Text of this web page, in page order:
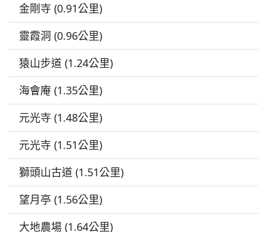
金剛寺 (0.91公里)
靈霞洞 (0.96公里)
猿山步道 (1.24公里)
海會庵 (1.35公里)
元光寺 (1.48公里)
元光寺 (1.51公里)
獅頭山古道 (1.51公里)
望月亭 (1.56公里)
大地農場 (1.64公里)